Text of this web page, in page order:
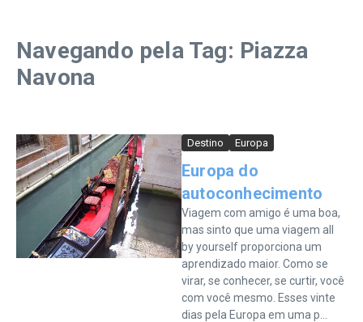
Navegando pela Tag: Piazza
Navona
Destino Europa
Europa do
autoconhecimento
Viagem com amigo é uma boa,
mas sinto que uma viagem all
by yourself proporciona um
aprendizado maior. Como se
virar, se conhecer, se curtir, você
com você mesmo. Esses vinte
dias pela Europa em uma p...